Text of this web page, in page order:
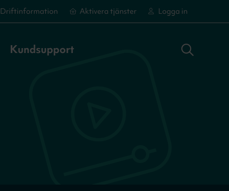
Driftinformation Aktivera tjänster Logga in
Aktivera tjänster
Kundsupport